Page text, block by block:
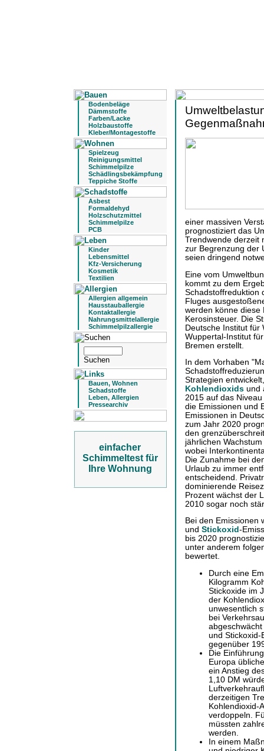
Bodenbeläge
Dämmstoffe
Farben/Lacke
Holzbaustoffe
Kleber/Montagestoffe
Spielzeug
Reinigungsmittel
Schimmelpilze
Schädlingsbekämpfung
Teppiche Stoffe
Asbest
Formaldehyd
Holzschutzmittel
Schimmelpilze
PCB
Kinder
Lebensmittel
Kfz-Versicherung
Kosmetik
Textilien
Allergien allgemein
Hausstauballergie
Kontaktallergie
Nahrungsmittelallergie
Schimmelpilzallergie
Bauen, Wohnen
Schadstoffe
Leben, Allergien
Pressearchiv
einfacher
Schimmeltest für
Ihre Wohnung
einer massiven
prognostiziert das
Trendwende derzeit
zur Begrenzung der
seien dringend
Eine vom
kommt zu dem
Schadstoffreduktion
Fluges
werden könne diese
Kerosinsteuer. Die
Deutsche Institut für
Wuppertal-Institut
Bremen erstellt.
In dem Vorhaben
Strategien
Kohlendioxidsund
2015 auf das
die Emissionen und
Emissionen in
zum Jahr 2020
den
jährlichen
wobei
Die Zunahme bei
Urlaub zu immer
entscheidend.
dominierende
Prozent wächst der
2010 sogar noch
Bei den Emissionen
und Stickoxid -
bis 2020
unter anderem
bewertet.
Durch eine
Kilogramm
Stickoxide im
der
unwesentlich
bei
und Stickoxid-
gegenüber
Die
Europa
ein Anstieg
1,10 DM
derzeitigen
Kohlendioxid-
verdoppeln.
müssten
werden.
In einem